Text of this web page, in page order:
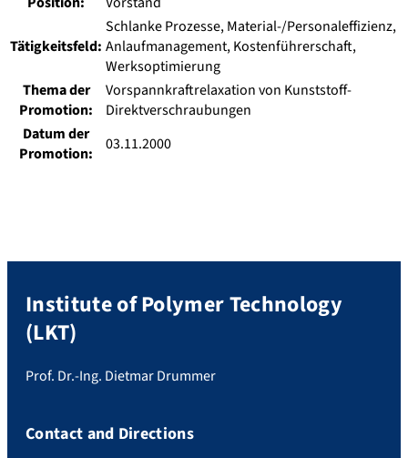
Tätigkeitsfeld:
Schlanke Prozesse, Material-/Personaleffizienz,
Anlaufmanagement, Kostenführerschaft,
Werksoptimierung
Thema der
Promotion:
Vorspannkraftrelaxation von Kunststoff-
Direktverschraubungen
Datum der
Promotion:
03.11.2000
Institute of Polymer Technology
(LKT)
Prof. Dr.-Ing. Dietmar Drummer
Contact and Directions